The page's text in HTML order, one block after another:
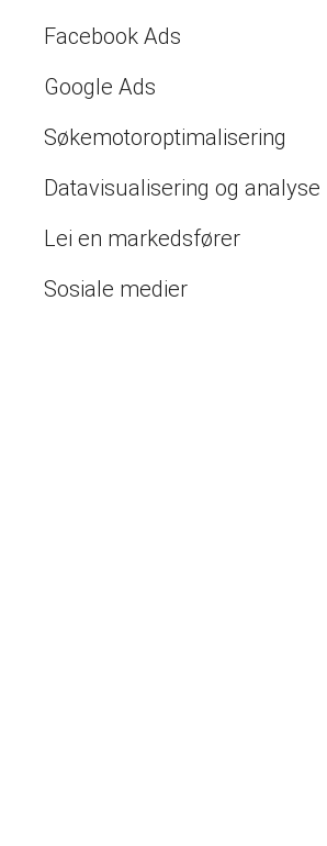
Facebook Ads
Google Ads
Søkemotoroptimalisering
Datavisualisering og analyse
Lei en markedsfører
Sosiale medier